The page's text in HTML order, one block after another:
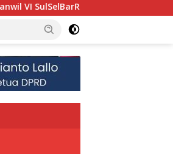
Program PANDE EMAS untuk